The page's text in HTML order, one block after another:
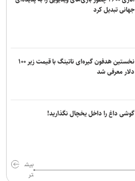
جهانی تبدیل کرد
نخستین هدفون گیره‌ای ناتینگ با قیمت زیر ۱۰۰
دلار معرفی شد
گوشی داغ را داخل یخچال نگذارید!
بیش
تر